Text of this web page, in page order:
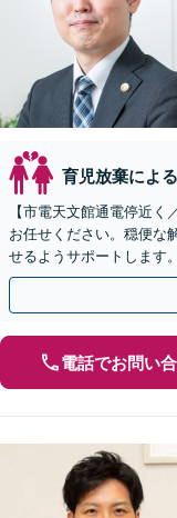
育児放棄によ
【市電天文館通電停近
お任せください。穏便な
せるようサポートします
す。【休日相談可能（要
電話でお問い